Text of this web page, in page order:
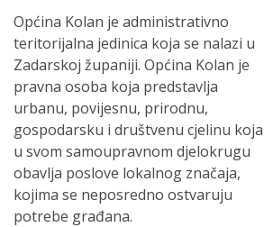
Općina Kolan je administrativno
teritorijalna jedinica koja se nalazi u
Zadarskoj županiji. Općina Kolan je
pravna osoba koja predstavlja
urbanu, povijesnu, prirodnu,
gospodarsku i društvenu cjelinu koja
u svom samoupravnom djelokrugu
obavlja poslove lokalnog značaja,
kojima se neposredno ostvaruju
potrebe građana.